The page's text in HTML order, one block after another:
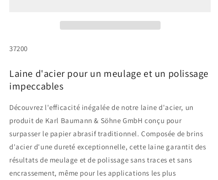
le
SKU:
37200
Laine d'acier pour un meulage et un polissage
impeccables
Découvrez l'efficacité inégalée de notre laine d'acier, un
produit de Karl Baumann & Söhne GmbH conçu pour
surpasser le papier abrasif traditionnel. Composée de brins
d'acier d'une dureté exceptionnelle, cette laine garantit des
résultats de meulage et de polissage sans traces et sans
encrassement, même pour les applications les plus